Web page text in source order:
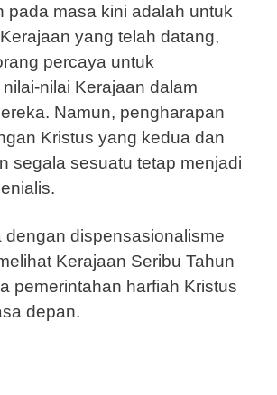
pada masa kini adalah untuk
yang telah datang,
percaya untuk
nilai Kerajaan dalam
Namun, pengharapan
Kristus yang kedua dan
segala sesuatu tetap menjadi
dengan dispensasionalisme
Kerajaan Seribu Tahun
pemerintahan harfiah Kristus
depan.